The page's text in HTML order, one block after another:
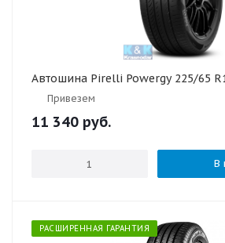
Автошина Pirelli Powergy 225/65
Привезем
11 340 руб.
В
РАСШИРЕННАЯ ГАРАНТИЯ